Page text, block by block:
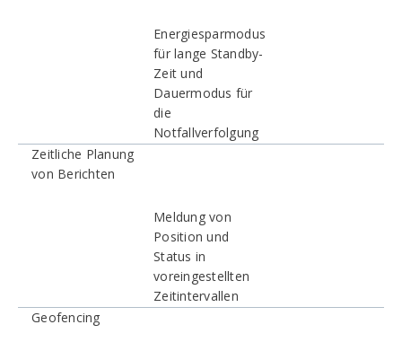
Energiesparmodus
für lange Standby-
Zeit und
Dauermodus für
die
Notfallverfolgung
Zeitliche Planung
von Berichten
Meldung von
Position und
Status in
voreingestellten
Zeitintervallen
Geofencing